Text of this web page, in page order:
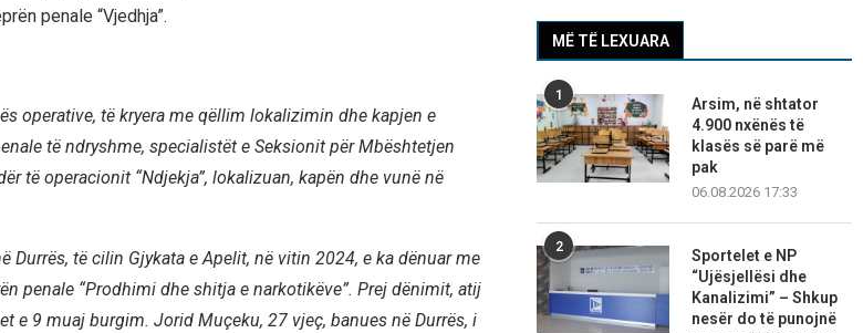
penale “Vjedhja”.
operative, të kryera me qëllim lokalizimin dhe kapjen e
të ndryshme, specialistët e Seksionit për Mbështetjen
të operacionit “Ndjekja”, lokalizuan, kapën dhe vunë në
Durrës, të cilin Gjykata e Apelit, në vitin 2024, e ka dënuar me
penale “Prodhimi dhe shitja e narkotikëve”. Prej dënimit, atij
e 9 muaj burgim. Jorid Muçeku, 27 vjeç, banues në Durrës, i
MË TË LEXUARA
1
Arsim, në shtator
4.900 nxënës të
klasës së parë më
pak
06.08.2026 17:33
2
Sportelet e NP
“Ujësjellësi dhe
Kanalizimi” – Shkup
nesër do të punojnë